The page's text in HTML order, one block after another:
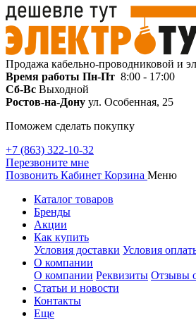
Продажа кабельно-проводниковой и
Время работы Пн-Пт 8:00 - 17:00
Сб-Вс Выходной
Ростов-на-Дону ул. Особенная, 25
Поможем сделать покупку
+7 (863) 322-10-32
Перезвоните мне
Позвонить Кабинет Корзина Меню
Каталог товаров
Бренды
Акции
Как купить
Условия доставки Условия
О компании
О компании Реквизиты Отзывы
Статьи и новости
Контакты
Еще